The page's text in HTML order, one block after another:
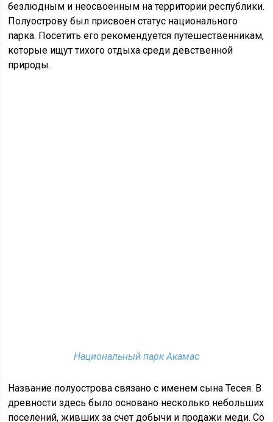
безлюдным и неосвоенным на территории республики.
Полуострову был присвоен статус национального
парка. Посетить его рекомендуется путешественникам,
которые ищут тихого отдыха среди девственной
природы.
Национальный парк Акамас
Название полуострова связано с именем сына Тесея. В
древности здесь было основано несколько небольших
поселений, живших за счет добычи и продажи меди. Со